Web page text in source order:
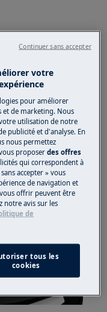
comme décrit
votre
pour améliorer
et de marketing. Nous
utilisation de notre
publicité et d'analyse. En
nous permettez
proposerdes offres
qui correspondent à
accepter » vous
de navigation et
offrir peuvent être
notre avis sur les
de
tous les
cookies
Continuer sans accepter